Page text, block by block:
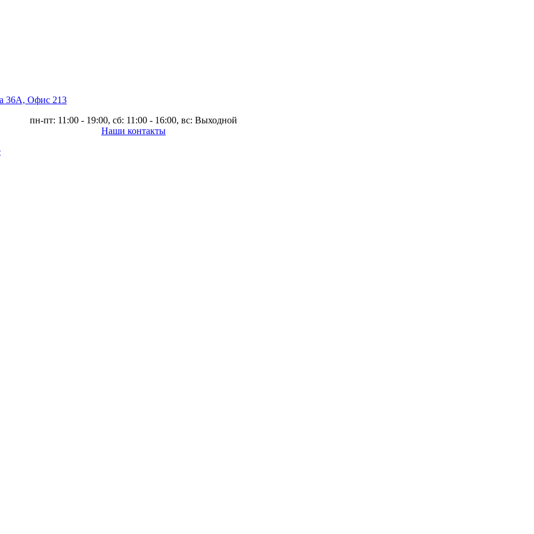
36А, Офис 213
пн-пт: 11:00 - 19:00, сб: 11:00 - 16:00, вс: Выходной
Наши контакты